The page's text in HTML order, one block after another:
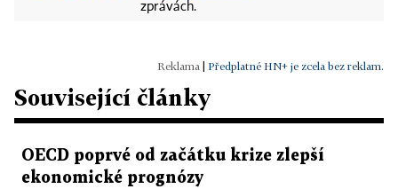
zprávách.
Předplatné HN+ je zcela bez reklam.
Související články
OECD poprvé od začátku krize zlepší
ekonomické prognózy